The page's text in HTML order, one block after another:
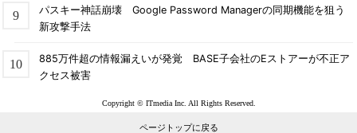
パスキー神話崩壊 Google Password Managerの同期機能を狙う
新攻撃手法
885万件超の情報漏えいが発覚 BASE子会社のEストアーが不正ア
クセス被害
Copyright © ITmedia Inc. All Rights Reserved.
ページトップに戻る